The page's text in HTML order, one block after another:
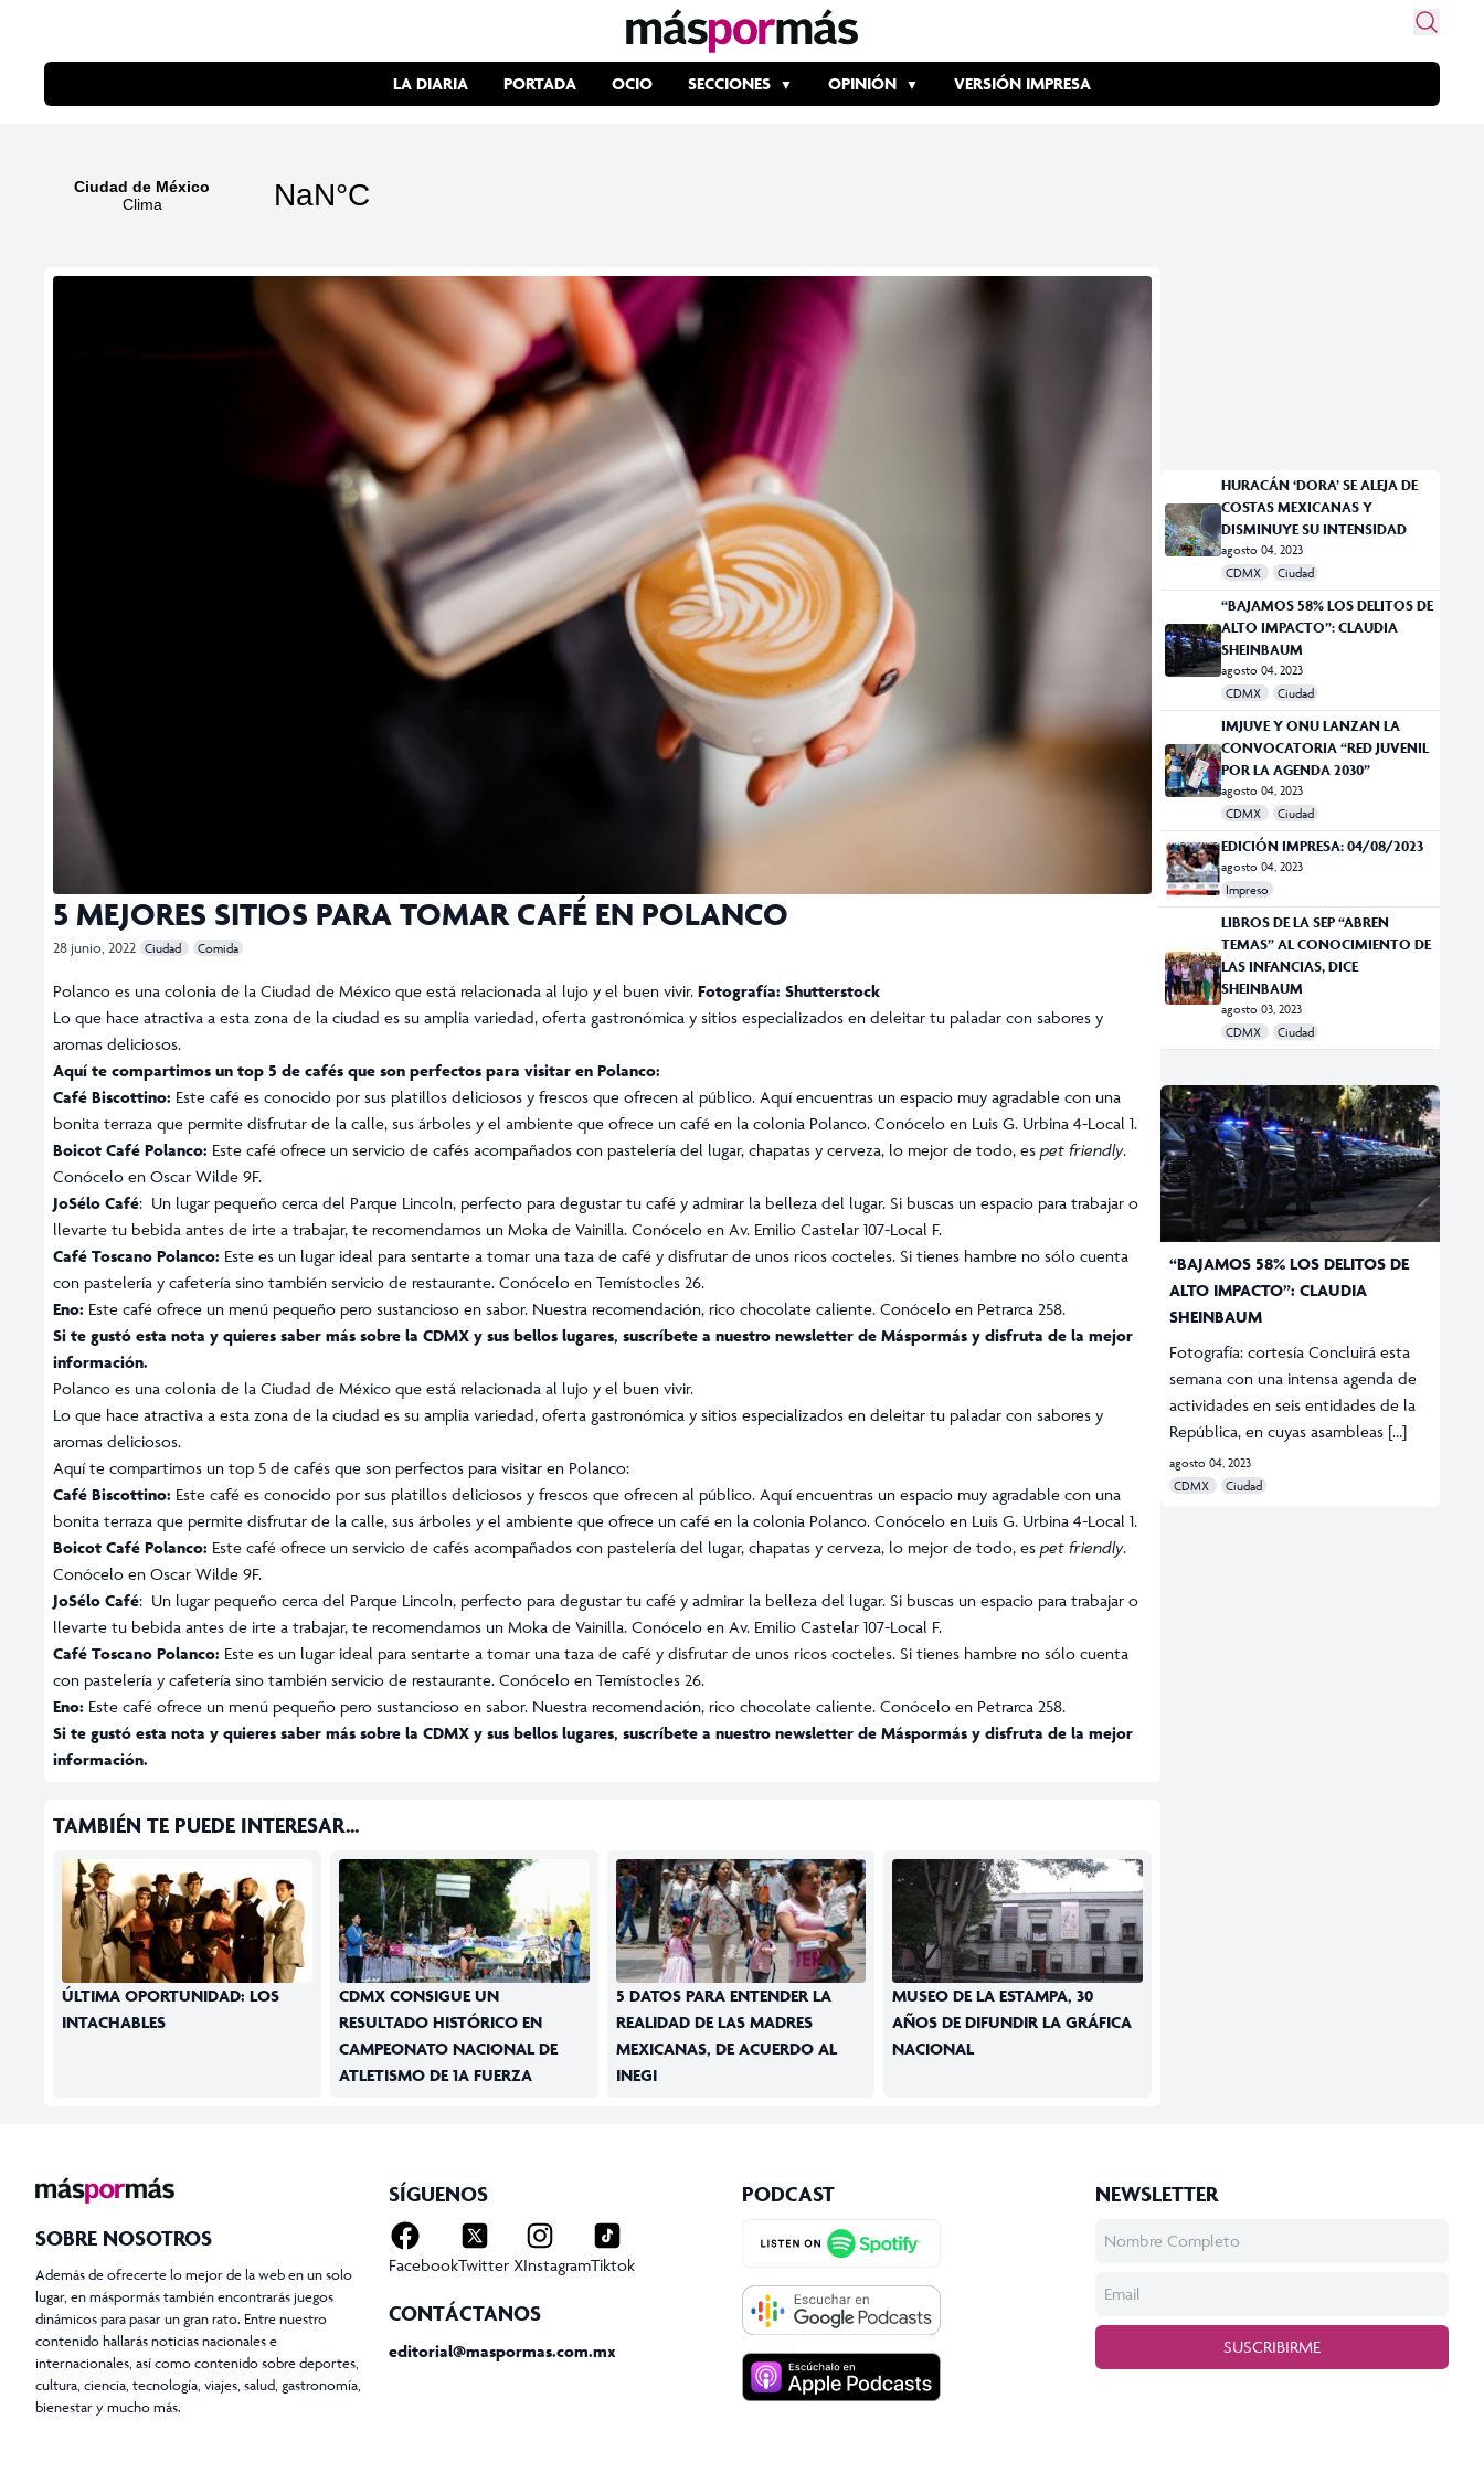
LA DIARIA PORTADA OCIO SECCIONES OPINIÓN VERSIÓN IMPRESA
5 MEJORES SITIOS PARA TOMAR CAFÉ EN POLANCO
28 junio, 2022 Ciudad Comida
Polanco es una colonia de la Ciudad de México que está relacionada al lujo y el buen vivir. Fotografía: Shutterstock
Lo que hace atractiva a esta zona de la ciudad es su amplia variedad, oferta gastronómica y sitios especializados en deleitar tu paladar con sabores y
aromas deliciosos.
Aquí te compartimos un top 5 de cafés que son perfectos para visitar en Polanco:
Café Biscottino: Este café es conocido por sus platillos deliciosos y frescos que ofrecen al público. Aquí encuentras un espacio muy agradable con una
bonita terraza que permite disfrutar de la calle, sus árboles y el ambiente que ofrece un café en la colonia Polanco. Conócelo en Luis G. Urbina 4-Local 1.
Boicot Café Polanco: Este café ofrece un servicio de cafés acompañados con pastelería del lugar, chapatas y cerveza, lo mejor de todo, es pet friendly.
Conócelo en Oscar Wilde 9F.
JoSélo Café: Un lugar pequeño cerca del Parque Lincoln, perfecto para degustar tu café y admirar la belleza del lugar. Si buscas un espacio para trabajar o
llevarte tu bebida antes de irte a trabajar, te recomendamos un Moka de Vainilla. Conócelo en Av. Emilio Castelar 107-Local F.
Café Toscano Polanco: Este es un lugar ideal para sentarte a tomar una taza de café y disfrutar de unos ricos cocteles. Si tienes hambre no sólo cuenta
con pastelería y cafetería sino también servicio de restaurante. Conócelo en Temístocles 26.
Eno: Este café ofrece un menú pequeño pero sustancioso en sabor. Nuestra recomendación, rico chocolate caliente. Conócelo en Petrarca 258.
Si te gustó esta nota y quieres saber más sobre la CDMX y sus bellos lugares, suscríbete a nuestro newsletter de Máspormás y disfruta de la mejor
información.
Polanco es una colonia de la Ciudad de México que está relacionada al lujo y el buen vivir.
Lo que hace atractiva a esta zona de la ciudad es su amplia variedad, oferta gastronómica y sitios especializados en deleitar tu paladar con sabores y
aromas deliciosos.
Aquí te compartimos un top 5 de cafés que son perfectos para visitar en Polanco:
Café Biscottino: Este café es conocido por sus platillos deliciosos y frescos que ofrecen al público. Aquí encuentras un espacio muy agradable con una
bonita terraza que permite disfrutar de la calle, sus árboles y el ambiente que ofrece un café en la colonia Polanco. Conócelo en Luis G. Urbina 4-Local 1.
Boicot Café Polanco: Este café ofrece un servicio de cafés acompañados con pastelería del lugar, chapatas y cerveza, lo mejor de todo, es pet friendly.
Conócelo en Oscar Wilde 9F.
JoSélo Café: Un lugar pequeño cerca del Parque Lincoln, perfecto para degustar tu café y admirar la belleza del lugar. Si buscas un espacio para trabajar o
llevarte tu bebida antes de irte a trabajar, te recomendamos un Moka de Vainilla. Conócelo en Av. Emilio Castelar 107-Local F.
Café Toscano Polanco: Este es un lugar ideal para sentarte a tomar una taza de café y disfrutar de unos ricos cocteles. Si tienes hambre no sólo cuenta
con pastelería y cafetería sino también servicio de restaurante. Conócelo en Temístocles 26.
Eno: Este café ofrece un menú pequeño pero sustancioso en sabor. Nuestra recomendación, rico chocolate caliente. Conócelo en Petrarca 258.
Si te gustó esta nota y quieres saber más sobre la CDMX y sus bellos lugares, suscríbete a nuestro newsletter de Máspormás y disfruta de la mejor
información.
TAMBIÉN TE PUEDE INTERESAR...
ÚLTIMA OPORTUNIDAD: LOS
INTACHABLES
CDMX CONSIGUE UN
RESULTADO HISTÓRICO EN
CAMPEONATO NACIONAL DE
ATLETISMO DE 1A FUERZA
5 DATOS PARA ENTENDER LA
REALIDAD DE LAS MADRES
MEXICANAS, DE ACUERDO AL
INEGI
MUSEO DE LA ESTAMPA, 30
AÑOS DE DIFUNDIR LA GRÁFICA
NACIONAL
HURACÁN ‘DORA’ SE ALEJA DE
COSTAS MEXICANAS Y
DISMINUYE SU INTENSIDAD
agosto 04, 2023
CDMX
Ciudad
“BAJAMOS 58% LOS DELITOS DE
ALTO IMPACTO”: CLAUDIA
SHEINBAUM
agosto 04, 2023
CDMX
Ciudad
IMJUVE Y ONU LANZAN LA
CONVOCATORIA “RED JUVENIL
POR LA AGENDA 2030”
agosto 04, 2023
CDMX
Ciudad
EDICIÓN IMPRESA: 04/08/2023
agosto 04, 2023
Impreso
LIBROS DE LA SEP “ABREN
TEMAS” AL CONOCIMIENTO DE
LAS INFANCIAS, DICE
SHEINBAUM
agosto 03, 2023
CDMX
Ciudad
“BAJAMOS 58% LOS DELITOS DE
ALTO IMPACTO”: CLAUDIA
SHEINBAUM
Fotografía: cortesía Concluirá esta
semana con una intensa agenda de
actividades en seis entidades de la
República, en cuyas asambleas […]
agosto 04, 2023
CDMX
Ciudad
SOBRE NOSOTROS
Además de ofrecerte lo mejor de la web en un solo
lugar, en máspormás también encontrarás juegos
dinámicos para pasar un gran rato. Entre nuestro
contenido hallarás noticias nacionales e
internacionales, así como contenido sobre deportes,
cultura, ciencia, tecnología, viajes, salud, gastronomía,
bienestar y mucho más.
SÍGUENOS
FacebookTwitter XInstagramTiktok
CONTÁCTANOS
editorial@maspormas.com.mx
PODCAST NEWSLETTER
SUSCRIBIRME